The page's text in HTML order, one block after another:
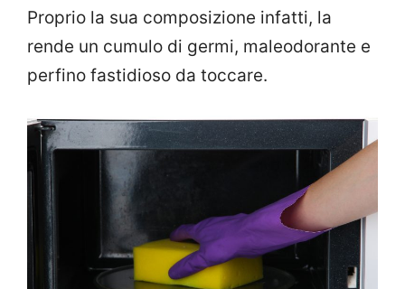
Proprio la sua composizione infatti, la
rende un cumulo di germi, maleodorante e
perfino fastidioso da toccare.